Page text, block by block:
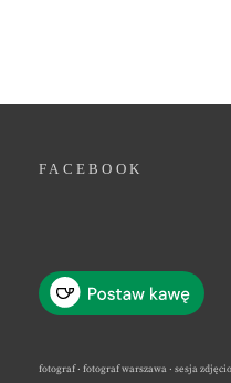
FACEBOOK
fotograf · fotograf warszawa · sesja